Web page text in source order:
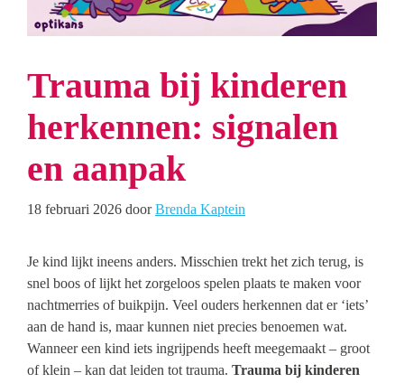
Trauma bij kinderen
herkennen: signalen
en aanpak
18 februari 2026 doorBrenda Kaptein
Je kind lijkt ineens anders. Misschien trekt het zich terug, is
snel boos of lijkt het zorgeloos spelen plaats te maken voor
nachtmerries of buikpijn. Veel ouders herkennen dat er ‘iets’
aan de hand is, maar kunnen niet precies benoemen wat.
Wanneer een kind iets ingrijpends heeft meegemaakt – groot
of klein – kan dat leiden tot trauma. Trauma bij kinderen